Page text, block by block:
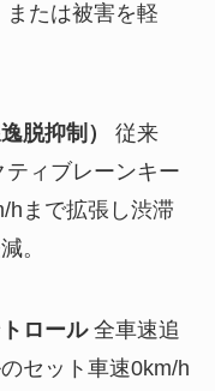
たは被害を軽
脱抑制） 従来
ィブレーンキー
hまで拡張し渋滞
。
ロール 全車速追
セット車速0km/h